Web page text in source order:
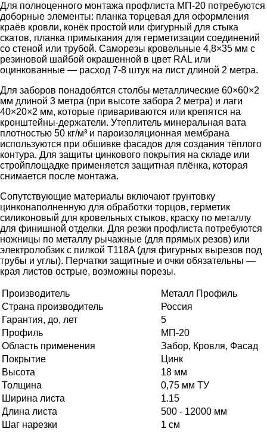
Для полноценного монтажа профлиста МП-20 потребуются
доборные элементы: планка торцевая для оформления
краёв кровли, конёк простой или фигурный для стыка
скатов, планка примыкания для герметизации соединений
со стеной или трубой. Саморезы кровельные 4,8×35 мм с
резиновой шайбой окрашенной в цвет RAL или
оцинкованные — расход 7-8 штук на лист длиной 2 метра.
Для заборов понадобятся столбы металлические 60×60×2
мм длиной 3 метра (при высоте забора 2 метра) и лаги
40×20×2 мм, которые привариваются или крепятся на
кронштейны-держатели. Утеплитель минеральная вата
плотностью 50 кг/м³ и пароизоляционная мембрана
используются при обшивке фасадов для создания тёплого
контура. Для защиты цинкового покрытия на складе или
стройплощадке применяется защитная плёнка, которая
снимается после монтажа.
Сопутствующие материалы включают грунтовку
цинконаполненную для обработки торцов, герметик
силиконовый для кровельных стыков, краску по металлу
для финишной отделки. Для резки профлиста потребуются
ножницы по металлу рычажные (для прямых резов) или
электролобзик с пилкой T118A (для фигурных вырезов под
трубы и углы). Перчатки защитные и очки обязательны —
края листов острые, возможны порезы.
Производитель
Металл Профиль
Страна производитель
Россия
Гарантия, до, лет
5
Профиль
МП-20
Область применения
Забор, Кровля, Фасад
Покрытие
Цинк
Высота
18 мм
Толщина
0,75 мм ТУ
Ширина листа
1.15
Длина листа
500 - 12000 мм
Шаг нарезки
1 см